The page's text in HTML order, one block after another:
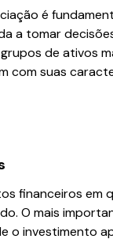
é
a tomar
de ativos
com suas
financeiros
O mais
o investimento